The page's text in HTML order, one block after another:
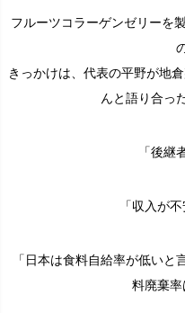
フルーツコラーゲンゼリーを
きっかけは、代表の平野が地
んと語り合っ
「後継
「収入が
「日本は食料自給率が低い
料廃棄率